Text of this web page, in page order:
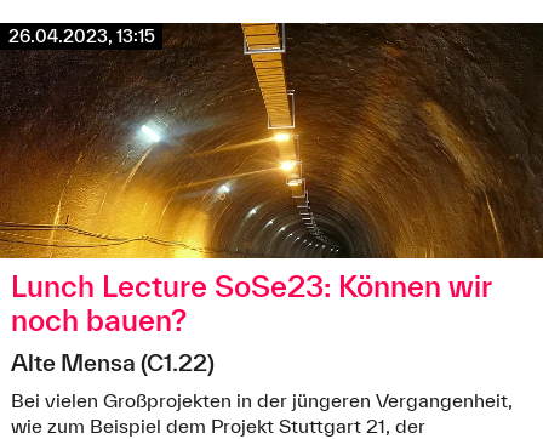
26.04.2023, 13:15
Lunch Lecture SoSe23: Können wir
noch bauen?
Alte Mensa (C1.22)
Bei vielen Großprojekten in der jüngeren Vergangenheit,
wie zum Beispiel dem Projekt Stuttgart 21, der